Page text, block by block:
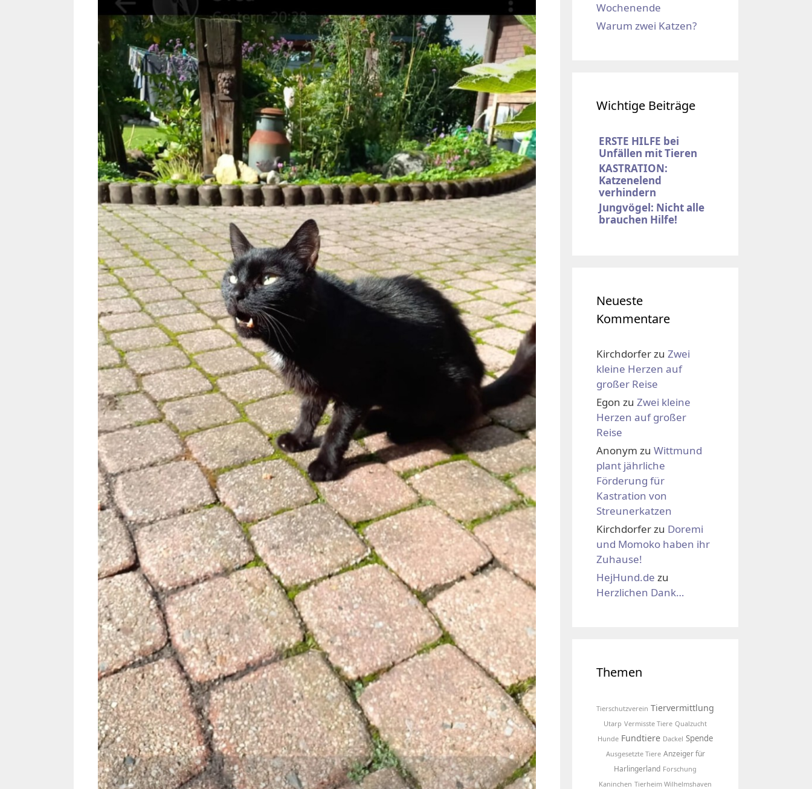
Wochenende
Warum zwei Katzen?
Wichtige Beiträge
ERSTE HILFE bei
Unfällen mit Tieren
KASTRATION:
Katzenelend
verhindern
Jungvögel: Nicht alle
brauchen Hilfe!
Neueste
Kommentare
Kirchdorferzu Zwei
kleine Herzen auf
großer Reise
Egon zu Zwei kleine
Herzen auf großer
Reise
Anonym zu Wittmund
plant jährliche
Förderung für
Kastration von
Streunerkatzen
Kirchdorferzu Doremi
und Momoko haben ihr
Zuhause!
HejHund.de zu
Herzlichen Dank…
Themen
Tierschutzverein Tiervermittlung
Utarp Vermisste Tiere Qualzucht
Hunde Fundtiere Dackel Spende
Ausgesetzte Tiere Anzeiger für
Harlingerland Forschung
Kaninchen Tierheim Wilhelmshaven